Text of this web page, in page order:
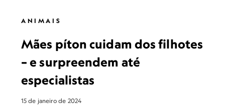
ANIMAIS
Mães píton cuidam dos filhotes
– e surpreendem até
especialistas
15 de janeiro de 2024